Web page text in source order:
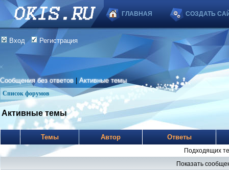
ГЛАВНАЯ СОЗДАТЬ
Вход Регистрация
Сообщения без ответов |Активные темы
Список форумов
Активные темы
Темы Автор Ответы
Подходящих
Показать